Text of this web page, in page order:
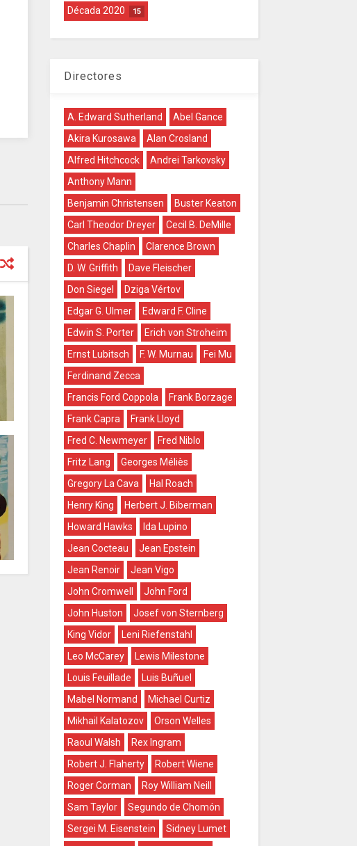
Década 2020 15
Directores
A. Edward Sutherland
Abel Gance
Akira Kurosawa
Alan Crosland
Alfred Hitchcock
Andrei Tarkovsky
Anthony Mann
Benjamin Christensen
Buster Keaton
Carl Theodor Dreyer
Cecil B. DeMille
Charles Chaplin
Clarence Brown
D. W. Griffith
Dave Fleischer
Don Siegel
Dziga Vértov
Edgar G. Ulmer
Edward F. Cline
Edwin S. Porter
Erich von Stroheim
Ernst Lubitsch
F. W. Murnau
Fei Mu
Ferdinand Zecca
Francis Ford Coppola
Frank Borzage
Frank Capra
Frank Lloyd
Fred C. Newmeyer
Fred Niblo
Fritz Lang
Georges Méliès
Gregory La Cava
Hal Roach
Henry King
Herbert J. Biberman
Howard Hawks
Ida Lupino
Jean Cocteau
Jean Epstein
Jean Renoir
Jean Vigo
John Cromwell
John Ford
John Huston
Josef von Sternberg
King Vidor
Leni Riefenstahl
Leo McCarey
Lewis Milestone
Louis Feuillade
Luis Buñuel
Mabel Normand
Michael Curtiz
Mikhail Kalatozov
Orson Welles
Raoul Walsh
Rex Ingram
Robert J. Flaherty
Robert Wiene
Roger Corman
Roy William Neill
Sam Taylor
Segundo de Chomón
Sergei M. Eisenstein
Sidney Lumet